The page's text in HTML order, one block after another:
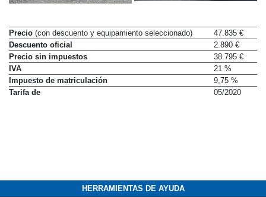
Precio(con descuento y equipamiento seleccionado)
47.835 €
Descuento oficial
2.890 €
Precio sin impuestos
38.795 €
IVA
21 %
Impuesto de matriculación
9,75 %